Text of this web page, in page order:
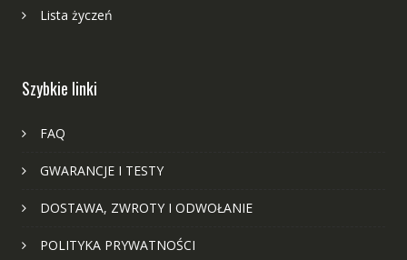
Lista życzeń
Szybkie linki
FAQ
GWARANCJE I TESTY
DOSTAWA, ZWROTY I ODWOŁANIE
POLITYKA PRYWATNOŚCI